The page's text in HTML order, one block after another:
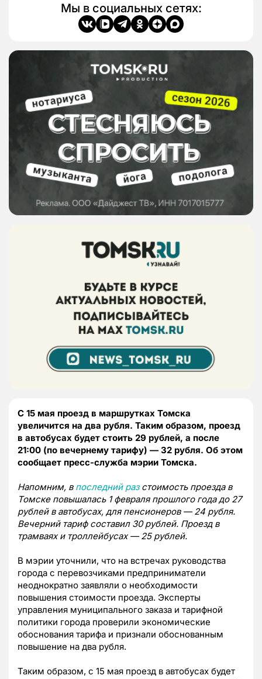
Мы в социальных сетях:
С 15 мая проезд в маршрутках Томска
увеличится на два рубля. Таким образом, проезд
в автобусах будет стоить 29 рублей, а после
21:00 (по вечернему тарифу) — 32 рубля. Об этом
сообщает пресс-служба мэрии Томска.
Напомним, в последний разстоимость проезда в
Томске повышалась 1 февраля прошлого года до 27
рублей в автобусах, для пенсионеров — 24 рубля.
Вечерний тариф составил 30 рублей. Проезд в
трамваях и троллейбусах — 25 рублей.
В мэрии уточнили, что на встречах руководства
города с перевозчиками предприниматели
неоднократно заявляли о необходимости
повышения стоимости проезда. Эксперты
управления муниципального заказа и тарифной
политики города проверили экономические
обоснования тарифа и признали обоснованным
повышение на два рубля.
Таким образом, с 15 мая проезд в автобусах будет